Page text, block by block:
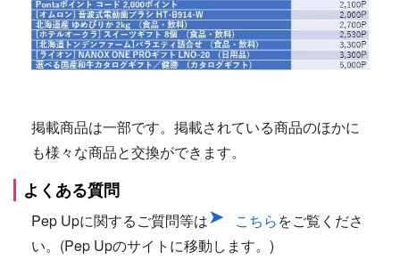
掲載商品は一部です。掲載されている商品のほかに
も様々な商品と交換ができます。
よくある質問
Pep Upに関するご質問等は こちらをご覧くださ
い。(Pep Upのサイトに移動します。)